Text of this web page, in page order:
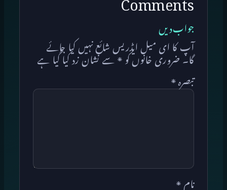
جواب دیں
آپ کا ای میل ایڈریس شائع نہیں کیا جائے
گا۔ ضروری خانوں کو* سے نشان زد کیا گیا ہے
تبصرہ*
نام *